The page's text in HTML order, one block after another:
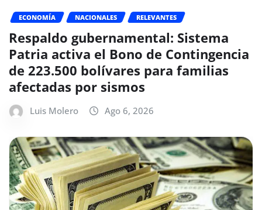
ECONOMÍA NACIONALES RELEVANTES
Respaldo gubernamental: Sistema
Patria activa el Bono de Contingencia
de 223.500 bolívares para familias
afectadas por sismos
Luis Molero Ago 6, 2026